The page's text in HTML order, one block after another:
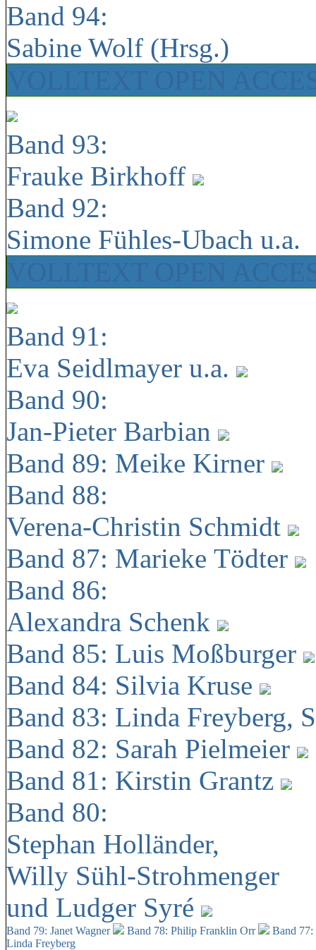
Band 94:
Sabine Wolf (Hrsg.)
Band 93:
Frauke Birkhoff
Band 92:
Simone Fühles-Ubach u.a.
Band 91:
Eva Seidlmayer u.a.
Band 90:
Jan-Pieter Barbian
Band 89: Meike Kirner
Band 88:
Verena-Christin Schmidt
Band 87: Marieke Tödter
Band 86:
Alexandra Schenk
Band 85: Luis Moßburger
Band 84: Silvia Kruse
Band 83: Linda Freyberg,
Band 82: Sarah Pielmeier
Band 81: Kirstin Grantz
Band 80:
Stephan Holländer,
Willy Sühl-Strohmenger
und Ludger Syré
Band 79: Janet Wagner Band 78: Philip Franklin Orr
Band
Linda Freyberg